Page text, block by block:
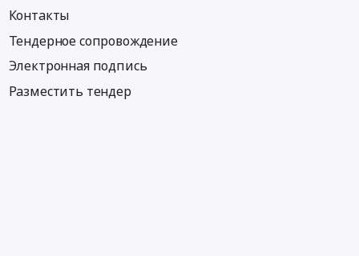
Контакты
Тендерное сопровождение
Электронная подпись
Разместить тендер